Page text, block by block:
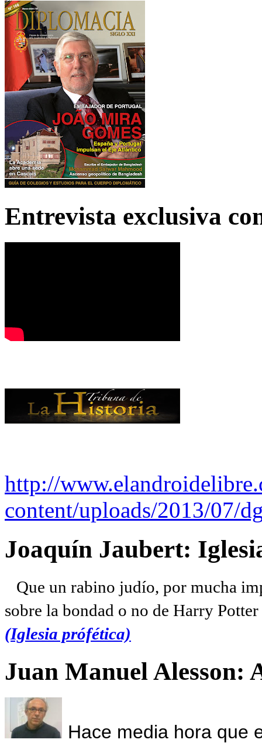
Entrevista exclusiva
http://
content/uploads/2013/07/
Joaquín Jaubert:
Que un rabino judío, por mucha
sobre la bondad o no de Harry
(Iglesia prófética)
Juan Manuel Alesson:
Hace media hora que